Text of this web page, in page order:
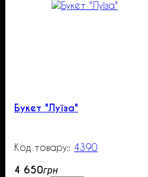
Букет "Луїза"
4390
4 650грн